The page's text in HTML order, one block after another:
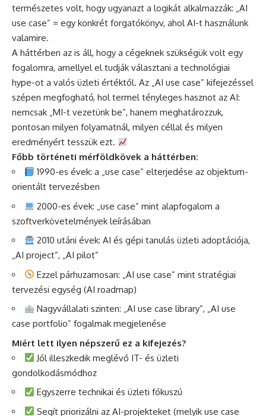
természetes volt, hogy ugyanazt a logikát alkalmazzák: „AI
use case” = egy konkrét forgatókönyv, ahol AI-t használunk
valamire.
A háttérben az is áll, hogy a cégeknek szükségük volt egy
fogalomra, amellyel el tudják választani a technológiai
hype-ot a valós üzleti értéktől. Az „AI use case” kifejezéssel
szépen megfogható, hol termel tényleges hasznot az AI:
nemcsak „MI-t vezetünk be”, hanem meghatározzuk,
pontosan milyen folyamatnál, milyen céllal és milyen
eredményért tesszük ezt.
Főbb történeti mérföldkövek a háttérben:
1990-es évek: a „use case” elterjedése az objektum-
orientált tervezésben
2000-es évek: „use case” mint alapfogalom a
szoftverkövetelmények leírásában
2010 utáni évek: AI és gépi tanulás üzleti adoptációja,
„AI project”, „AI pilot”
Ezzel párhuzamosan: „AI use case” mint stratégiai
tervezési egység (AI roadmap)
Nagyvállalati szinten: „AI use case library”, „AI use
case portfolio” fogalmak megjelenése
Miért lett ilyen népszerű ez a kifejezés?
Jól illeszkedik meglévő IT- és üzleti
gondolkodásmódhoz
Egyszerre technikai és üzleti fókuszú
Segít priorizálni az AI-projekteket (melyik use case